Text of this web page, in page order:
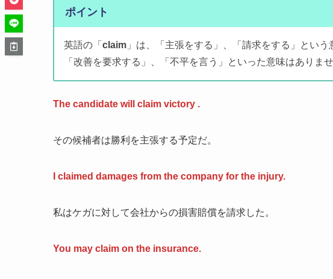
ポイント
英語の「 claim 」は、「主張をする」、「請求をする」とい
「改善を要求する」、「不平を言う」といった意味はありませ
The candidate will claim victory .
その候補者は勝利を主張する予定だ。
I claimed damages from the company for the injury.
私はケガに対して会社からの損害賠償を請求した。
You may claim on the insurance.